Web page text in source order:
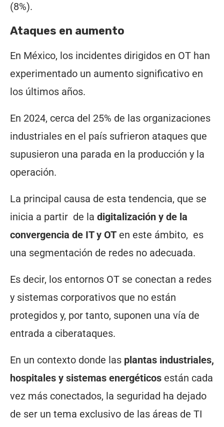
(8%).
Ataques en aumento
En México, los incidentes dirigidos en OT han
experimentado un aumento significativo en
los últimos años.
En 2024, cerca del 25% de las organizaciones
industriales en el país sufrieron ataques que
supusieron una parada en la producción y la
operación.
La principal causa de esta tendencia, que se
inicia a partir ​ de la digitalización y de la
convergencia de IT y OT en este ámbito, ​ es
una segmentación de redes no adecuada.
Es decir, los entornos OT se conectan a redes
y sistemas corporativos que no están
protegidos y, por tanto, suponen una vía de
entrada a ciberataques.
En un contexto donde las plantas industriales,
hospitales y sistemas energéticos están cada
vez más conectados, la seguridad ha dejado
de ser un tema exclusivo de las áreas de TI